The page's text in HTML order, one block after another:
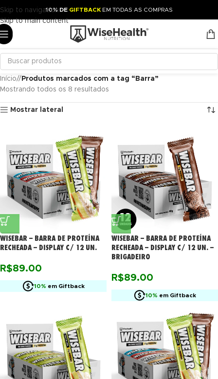
Skip to navigation
Skip to main content
10% DE GIFTBACKEM TODAS AS COMPRAS
Início/
Produtos marcados com a tag “Barra”
Mostrando todos os 8 resultados
Mostrar lateral
WISEBAR – BARRA DE PROTEÍNA
RECHEADA – DISPLAY C/ 12 UN.
R$89.00
10% em Giftback
WISEBAR – BARRA DE PROTEÍNA
RECHEADA – DISPLAY C/ 12 UN. –
BRIGADEIRO
R$89.00
10% em Giftback